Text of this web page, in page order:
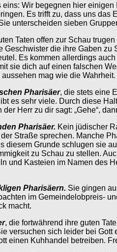
Wir begegnen hier
Es trifft zu, dass uns
unterscheiden sieben
Taten offen zur Schau
Geschwister die ihre Gaben
Es kommen allerdings
sie dich auf einen falschen
mag wie die
Pharisäer, die stets eine
es sehr viele. Durch diese
Herr zu dir sagt: „Gehe“,
Pharisäer. Kein jüdischer
Straße sprechen. Manche
diesem Grunde schlugen sie
zu Schau zu stellen.
und Kasteien im Namen des
Pharisäern. Sie gingen
im Gemeindelobpreis-
macht.
, die fortwährend ihre guten
versuchen sich leider bei
einen Kuhhandel betreiben.